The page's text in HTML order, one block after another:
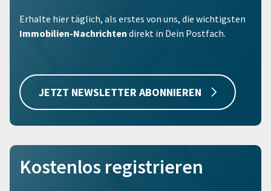
Erhalte hier täglich, als erstes von uns, die wichtigsten
Immobilien-Nachrichten direkt in Dein Postfach.
JETZT NEWSLETTER ABONNIEREN
Kostenlos registrieren